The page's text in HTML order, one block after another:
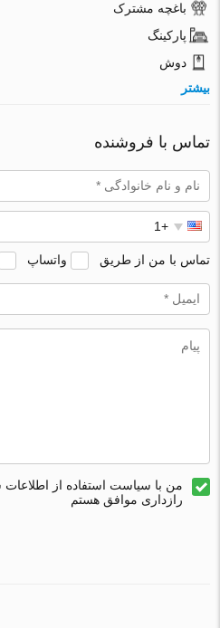
باغچه مشترک
پارکینگ
دوش
بیشتر
تماس با فروشنده
تماس با من از طریق واتساپ
من با سیاست استفاده از
رازداری موافق هستم